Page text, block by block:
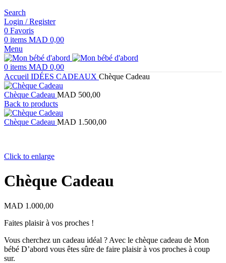
Search
Login / Register
0 Favoris
0 items MAD 0,00
Menu
0 items MAD 0,00
Accueil IDÉES CADEAUX Chèque Cadeau
Chèque Cadeau MAD 500,00
Back to products
Chèque Cadeau MAD 1.500,00
Click to enlarge
Chèque Cadeau
MAD 1.000,00
Faites plaisir à vos proches !
Vous cherchez un cadeau idéal ? Avec le chèque cadeau de Mon
bébé D’abord vous êtes sûre de faire plaisir à vos proches à coup
sur.